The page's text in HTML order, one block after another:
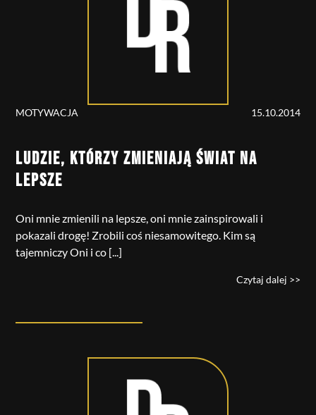
MOTYWACJA 15.10.2014
LUDZIE, KTÓRZY ZMIENIAJĄ ŚWIAT NA
LEPSZE
Oni mnie zmienili na lepsze, oni mnie zainspirowali i
pokazali drogę! Zrobili coś niesamowitego. Kim są
tajemniczy Oni i co [...]
Czytaj dalej >>